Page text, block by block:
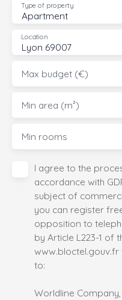
Apartment
Type of property
Lyon 69007
Location
Max budget (€)
Min area (m²)
Min rooms
I agree to the
accordance with
subject of
you can register
opposition to
by Article L223-1 of
to:
Worldline Company,